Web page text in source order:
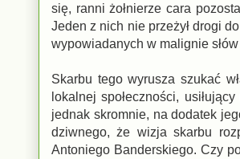
się, ranni żołnierze cara
Jeden z nich nie przeżył drogi
wypowiadanych w malignie
Skarbu tego wyrusza szukać
lokalnej społeczności,
jednak skromnie, na dodatek
dziwnego, że wizja skarbu
Antoniego Banderskiego. Czy